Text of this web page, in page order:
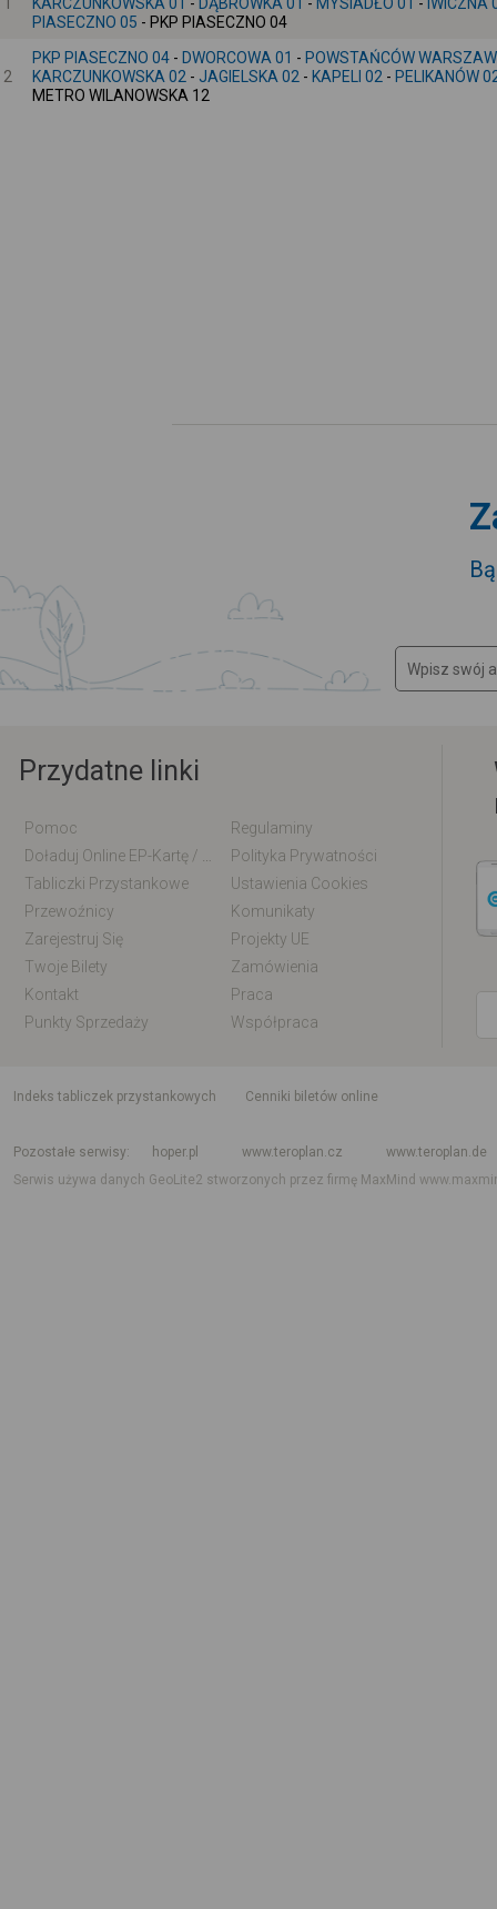
PIASECZNO 05 - PKP PIASECZNO 04
2
PKP PIASECZNO 04 - DWORCOWA 01 - POWSTAŃCÓW
KARCZUNKOWSKA 02 - JAGIELSKA 02 - KAPELI 02 - PELIKANÓW
METRO WILANOWSKA 12
Przydatne linki
Pomoc
Regulaminy
Polityka Prywatności
Tabliczki Przystankowe
Ustawienia Cookies
Przewoźnicy
Komunikaty
Zarejestruj Się
Projekty UE
Twoje Bilety
Zamówienia
Kontakt
Praca
Punkty Sprzedaży
Współpraca
indeks tabliczek przystankowych
Cenniki biletów online
Pozostałe serwisy
hoper.pl www.teroplan.cz
www.teroplan.de
Serwis używa danych GeoLite2 stworzonych przez firmę MaxMind